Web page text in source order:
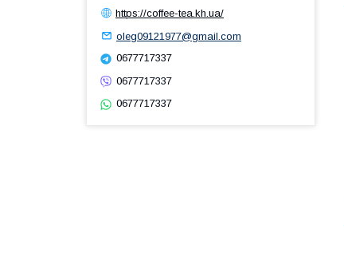
https://coffee-tea.kh.ua/
oleg09121977@gmail.com
0677717337
0677717337
0677717337